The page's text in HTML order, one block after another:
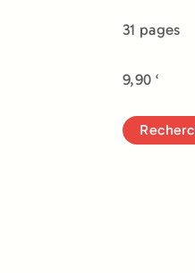
31 pages
9,90 ‘